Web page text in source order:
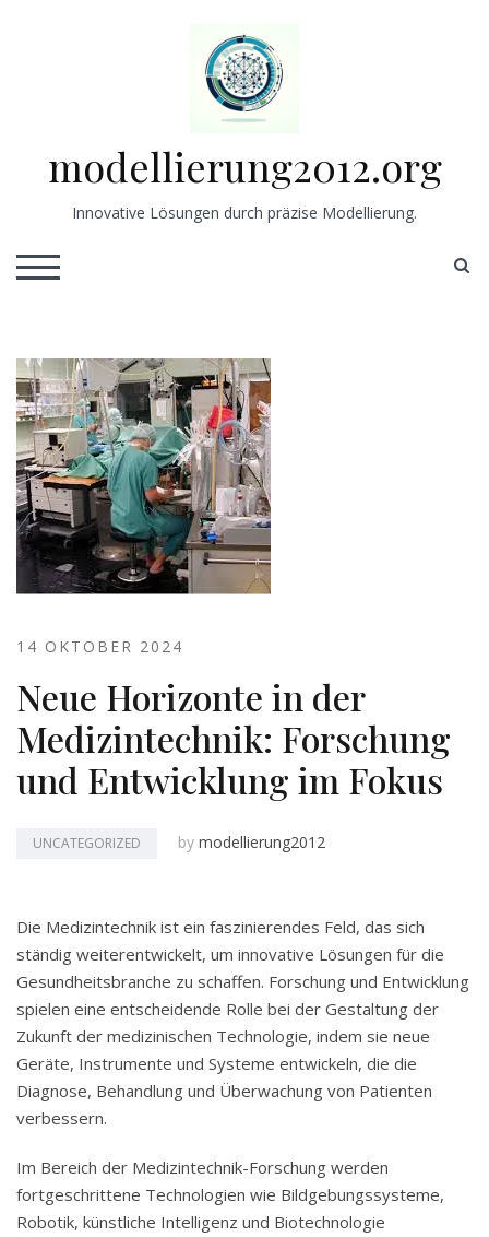
modellierung2012.org
Innovative Lösungen durch präzise Modellierung.
TOGGLE MOBILE MENU
14 OKTOBER 2024
Neue Horizonte in der
Medizintechnik: Forschung
und Entwicklung im Fokus
UNCATEGORIZED by modellierung2012
Die Medizintechnik ist ein faszinierendes Feld, das sich
ständig weiterentwickelt, um innovative Lösungen für die
Gesundheitsbranche zu schaffen. Forschung und Entwicklung
spielen eine entscheidende Rolle bei der Gestaltung der
Zukunft der medizinischen Technologie, indem sie neue
Geräte, Instrumente und Systeme entwickeln, die die
Diagnose, Behandlung und Überwachung von Patienten
verbessern.
Im Bereich der Medizintechnik-Forschung werden
fortgeschrittene Technologien wie Bildgebungssysteme,
Robotik, künstliche Intelligenz und Biotechnologie